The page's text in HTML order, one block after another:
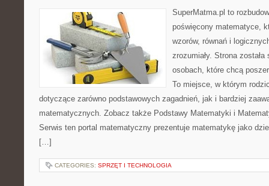
SuperMatma.pl to
poświęcony matematyce,
wzorów, równań i
zrozumiały. Strona
osobach, które chcą
To miejsce, w którym
dotyczące zarówno podstawowych zagadnień, jak i bardziej
matematycznych. Zobacz także Podstawy Matematyki i
Serwis ten portal matematyczny prezentuje matematykę jako
[…]
CATEGORIES: SPRZĘT I TECHNOLOGIA